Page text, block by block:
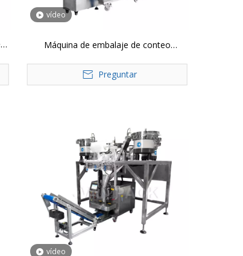
vídeo
Máquina de embalaje de conteo
Preguntar
vídeo